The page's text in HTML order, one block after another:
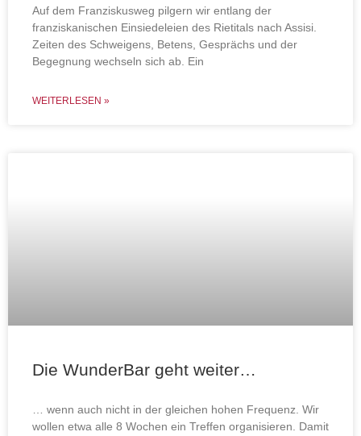
Auf dem Franziskusweg pilgern wir entlang der
franziskanischen Einsiedeleien des Rietitals nach Assisi.
Zeiten des Schweigens, Betens, Gesprächs und der
Begegnung wechseln sich ab. Ein
WEITERLESEN »
Die WunderBar geht weiter…
… wenn auch nicht in der gleichen hohen Frequenz. Wir
wollen etwa alle 8 Wochen ein Treffen organisieren. Damit